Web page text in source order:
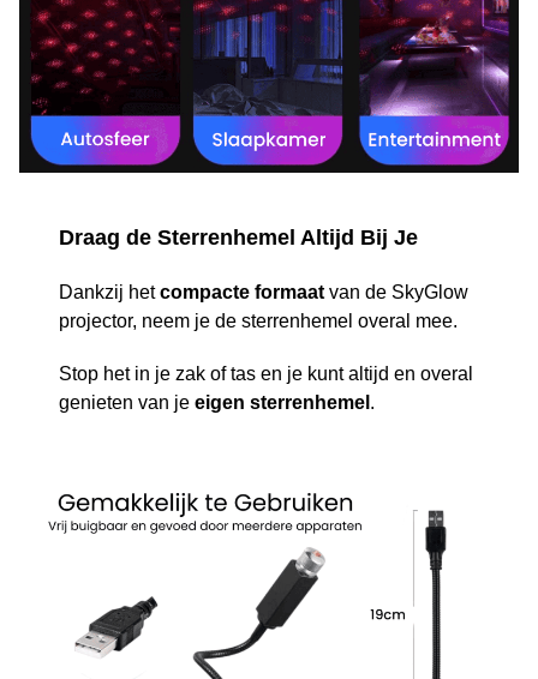
Draag de Sterrenhemel Altijd Bij Je
Dankzij hetcompacte formaat van de SkyGlow
projector, neem je de sterrenhemel overal mee.
Stop het in je zak of tas en je kunt altijd en overal
genieten van jeeigen sterrenhemel .